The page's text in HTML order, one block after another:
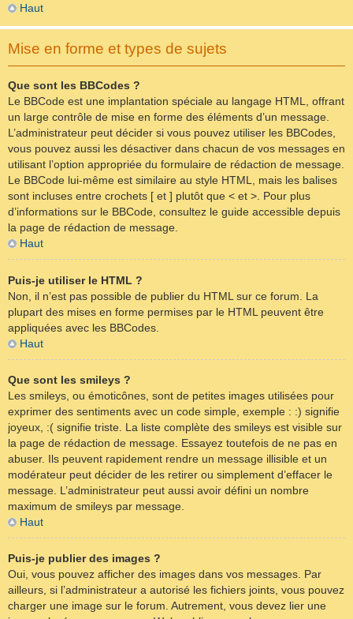
Haut
Mise en forme et types de sujets
Que sont les BBCodes ?
Le BBCode est une implantation spéciale au langage HTML, offrant
un large contrôle de mise en forme des éléments d’un message.
L’administrateur peut décider si vous pouvez utiliser les BBCodes,
vous pouvez aussi les désactiver dans chacun de vos messages en
utilisant l’option appropriée du formulaire de rédaction de message.
Le BBCode lui-même est similaire au style HTML, mais les balises
sont incluses entre crochets [ et ] plutôt que < et >. Pour plus
d’informations sur le BBCode, consultez le guide accessible depuis
la page de rédaction de message.
Haut
Puis-je utiliser le HTML ?
Non, il n’est pas possible de publier du HTML sur ce forum. La
plupart des mises en forme permises par le HTML peuvent être
appliquées avec les BBCodes.
Haut
Que sont les smileys ?
Les smileys, ou émoticônes, sont de petites images utilisées pour
exprimer des sentiments avec un code simple, exemple : :) signifie
joyeux, :( signifie triste. La liste complète des smileys est visible sur
la page de rédaction de message. Essayez toutefois de ne pas en
abuser. Ils peuvent rapidement rendre un message illisible et un
modérateur peut décider de les retirer ou simplement d’effacer le
message. L’administrateur peut aussi avoir défini un nombre
maximum de smileys par message.
Haut
Puis-je publier des images ?
Oui, vous pouvez afficher des images dans vos messages. Par
ailleurs, si l’administrateur a autorisé les fichiers joints, vous pouvez
charger une image sur le forum. Autrement, vous devez lier une